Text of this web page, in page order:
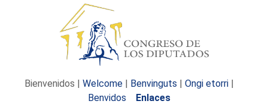
Bienvenidos | Welcome | Benvinguts | Ongi etorri |
Benvidos
Enlaces